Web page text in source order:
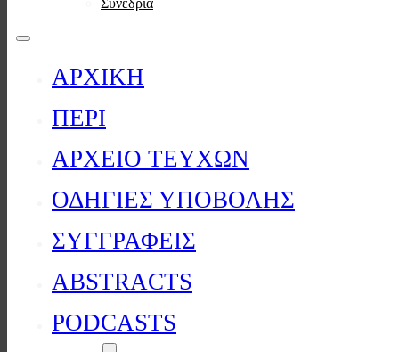
Συνέδρια
ΑΡΧΙΚΗ
ΠΕΡΙ
ΑΡΧΕΙΟ ΤΕΥΧΩΝ
ΟΔΗΓΙΕΣ ΥΠΟΒΟΛΗΣ
ΣΥΓΓΡΑΦΕΙΣ
ABSTRACTS
PODCASTS